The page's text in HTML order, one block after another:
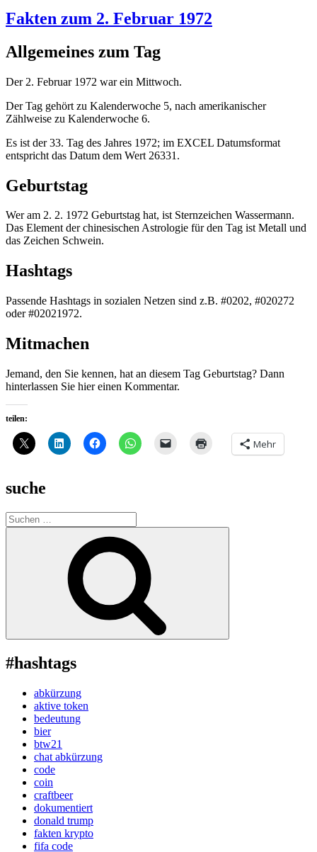
Fakten zum 2. Februar 1972
Allgemeines zum Tag
Der 2. Februar 1972 war ein Mittwoch.
Der Tag gehört zu Kalenderwoche 5, nach amerikanischer
Zählweise zu Kalenderwoche 6.
Es ist der 33. Tag des Jahres 1972; im EXCEL Datumsformat
entspricht das Datum dem Wert 26331.
Geburtstag
Wer am 2. 2. 1972 Geburtstag hat, ist Sternzeichen Wassermann.
Das Element der chinesischen Astrologie für den Tag ist Metall und
das Zeichen Schwein.
Hashtags
Passende Hashtags in sozialen Netzen sind z.B. #0202, #020272
oder #02021972.
Mitmachen
Jemand, den Sie kennen, hat an diesem Tag Geburtstag? Dann
hinterlassen Sie hier einen Kommentar.
teilen:
Mehr
suche
Suche
nach:
#hashtags
abkürzung
aktive token
bedeutung
bier
btw21
chat abkürzung
code
coin
craftbeer
dokumentiert
donald trump
fakten krypto
fifa code